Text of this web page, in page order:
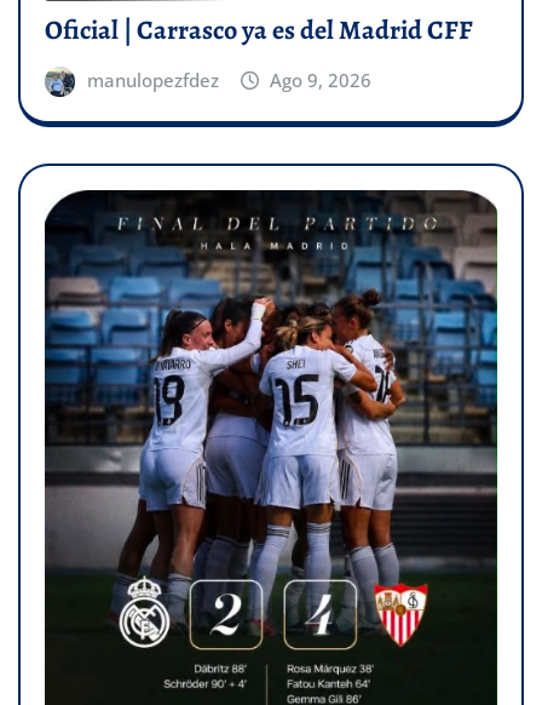
Oficial | Carrasco ya es del Madrid CFF
manulopezfdez Ago 9, 2026